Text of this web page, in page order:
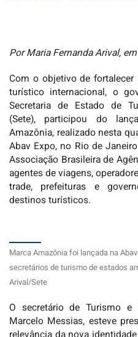
Por Maria Fernanda Arival,
Com o objetivo de
turístico internacional, o
Secretaria de Estado de
(Sete), participou do
Amazônia, realizado nesta
Abav Expo, no Rio de
Associação Brasileira de
agentes de viagens,
trade, prefeituras e
destinos turísticos.
Marca Amazônia foi lançada na
secretários de turismo de estados
Arival/Sete
O secretário de Turismo e
Marcelo Messias, esteve